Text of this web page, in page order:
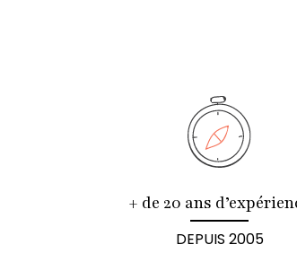
+ de 20 ans
DEPUIS 2005